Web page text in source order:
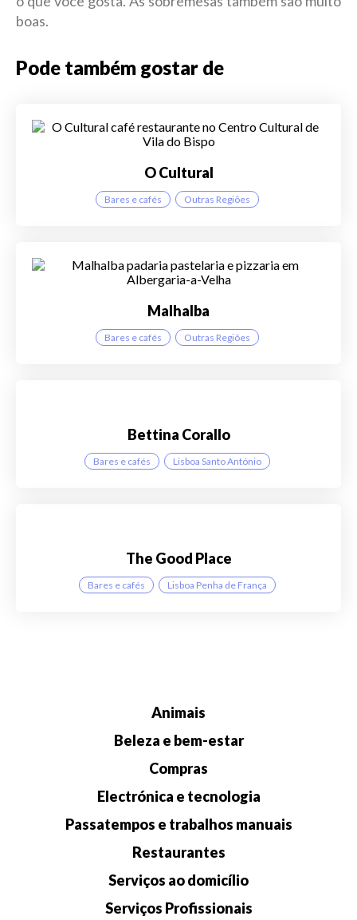
boas.
Pode também gostar de
O Cultural
Bares e cafés Outras Regiões
Malhalba
Bares e cafés Outras Regiões
Bettina Corallo
Bares e cafés Lisboa Santo António
The Good Place
Bares e cafés Lisboa Penha de França
Animais
Beleza e bem-estar
Compras
Electrónica e tecnologia
Passatempos e trabalhos manuais
Restaurantes
Serviços ao domicílio
Serviços Profissionais